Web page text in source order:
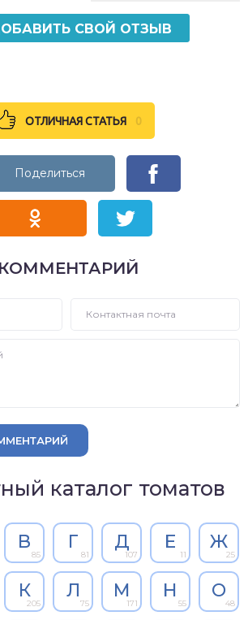
СВОЙ ОТЗЫВ
ОТЛИЧНАЯ СТАТЬЯ 0
каталог томатов
В
85
Г
81
Д
107
Е
11
Ж
25
К
205
Л
75
М
171
Н
55
О
48